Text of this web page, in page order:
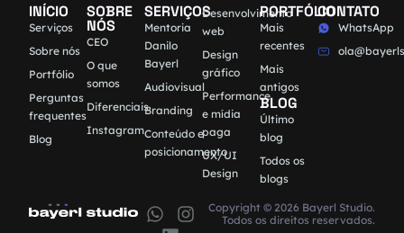
INÍCIO
Serviços
Sobre nós
Portfólio
Perguntas
frequentes
Blog
SOBRE
NÓS
CEO
O que
somos
Diferenciais
Instagram
SERVIÇOS
Mentoria
Danilo
Bayerl
Audiovisual
Branding
Conteúdo e
posicionamento
Desenvolvimento
web
Design
gráfico
Performance
e mídia
paga
UX/UI
Design
PORTFÓLIO
Mais
recentes
Mais
antigos
BLOG
Último
blog
Todos os
blogs
CONTATO
WhatsApp
Copyright © 2026 Bayerl Studio.
Todos os direitos reservados.